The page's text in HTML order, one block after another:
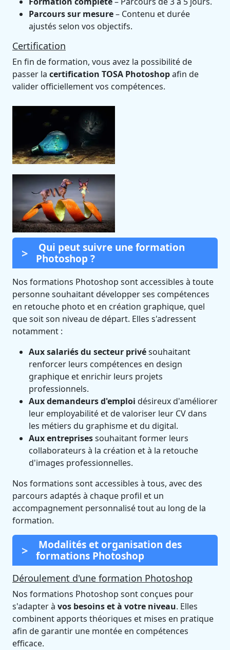
Parcours sur mesure– Contenu et durée
ajustés selon vos objectifs.
Certification
En fin de formation, vous avez la possibilité de
passer la certification TOSA Photoshopafin de
valider officiellement vos compétences.
Qui peut suivre une formation
Photoshop ?
Nos formations Photoshop sont accessibles à toute
personne souhaitant développer ses compétences
en retouche photo et en création graphique, quel
que soit son niveau de départ. Elles s'adressent
notamment :
Aux salariés du secteur privésouhaitant
renforcer leurs compétences en design
graphique et enrichir leurs projets
professionnels.
Aux demandeurs d'emploi désireux d'améliorer
leur employabilité et de valoriser leur CV dans
les métiers du graphisme et du digital.
Aux entreprisessouhaitant former leurs
collaborateurs à la création et à la retouche
d'images professionnelles.
Nos formations sont accessibles à tous, avec des
parcours adaptés à chaque profil et un
accompagnement personnalisé tout au long de la
formation.
Modalités et organisation des
formations Photoshop
Déroulement d'une formation Photoshop
Nos formations Photoshop sont conçues pour
s'adapter à vos besoins et à votre niveau. Elles
combinent apports théoriques et mises en pratique
afin de garantir une montée en compétences
efficace.